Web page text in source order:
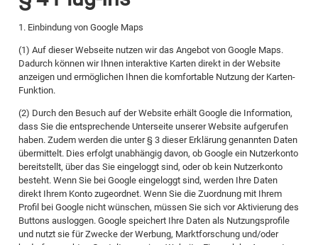
1. Einbindung von Google Maps
(1) Auf dieser Webseite nutzen wir das Angebot von Google Maps.
Dadurch können wir Ihnen interaktive Karten direkt in der Website
anzeigen und ermöglichen Ihnen die komfortable Nutzung der Karten-
Funktion.
(2) Durch den Besuch auf der Website erhält Google die Information,
dass Sie die entsprechende Unterseite unserer Website aufgerufen
haben. Zudem werden die unter § 3 dieser Erklärung genannten Daten
übermittelt. Dies erfolgt unabhängig davon, ob Google ein Nutzerkonto
bereitstellt, über das Sie eingeloggt sind, oder ob kein Nutzerkonto
besteht. Wenn Sie bei Google eingeloggt sind, werden Ihre Daten
direkt Ihrem Konto zugeordnet. Wenn Sie die Zuordnung mit Ihrem
Profil bei Google nicht wünschen, müssen Sie sich vor Aktivierung des
Buttons ausloggen. Google speichert Ihre Daten als Nutzungsprofile
und nutzt sie für Zwecke der Werbung, Marktforschung und/oder